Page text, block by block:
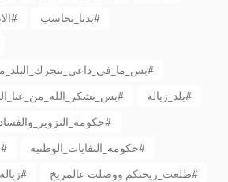
الانذار_الاخير#
بدنا_نحاسب#
بس_ما_في_داعي_نتحرك_البلد_ماشي_وعاجقة_عفسوح#
بس_نشكر_الله_من_عنا_التبولة_والحمص_بطحينة#
بلد_زبالة#
حكومة_التزوير_والفساد#
حكومة_النفاق_الوطني#
حكومة_النفايات_الوطنية#
زبالة_لبنان#
طلعت_ريحتكم ووصلت عالمريخ#